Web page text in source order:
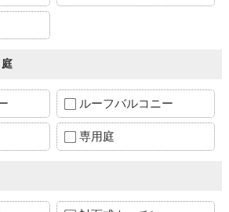
ルーフバルコニー
専用庭